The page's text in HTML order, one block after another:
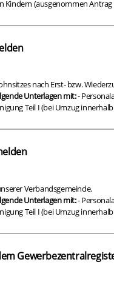
Kindern (ausgenommen Antrag
nach Erst- bzw.
Unterlagen mit:-
Teil I (bei Umzug
Verbandsgemeinde.
Unterlagen mit:-
Teil I (bei Umzug